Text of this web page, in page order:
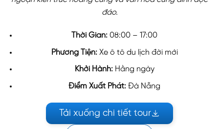
đáo.
Thời Gian: 08:00 – 17:00
Phương Tiện:Xe ô tô du lịch đời mới
Khởi Hành:Hằng ngày
Điểm Xuất Phát: Đà Nẵng
Tải xuống chi tiết tour